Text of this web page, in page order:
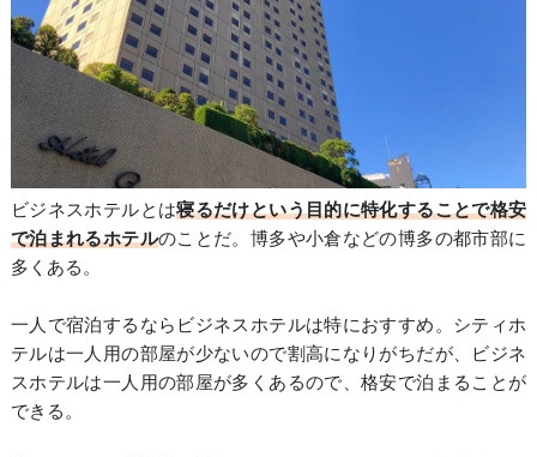
ビジネスホテルとは寝るだけという目的に特化することで格安
で泊まれるホテルのことだ。博多や小倉などの博多の都市部に
多くある。
一人で宿泊するならビジネスホテルは特におすすめ。シティホ
テルは一人用の部屋が少ないので割高になりがちだが、ビジネ
スホテルは一人用の部屋が多くあるので、格安で泊まることが
できる。